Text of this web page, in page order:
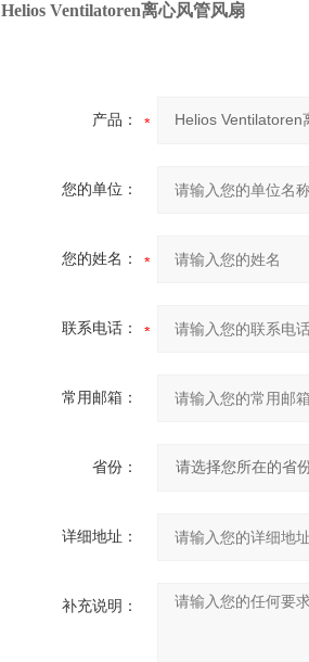
Helios Ventilatoren离心风管风扇
产品：
您的单位：
您的姓名：
联系电话：
常用邮箱：
省份：
详细地址：
补充说明：